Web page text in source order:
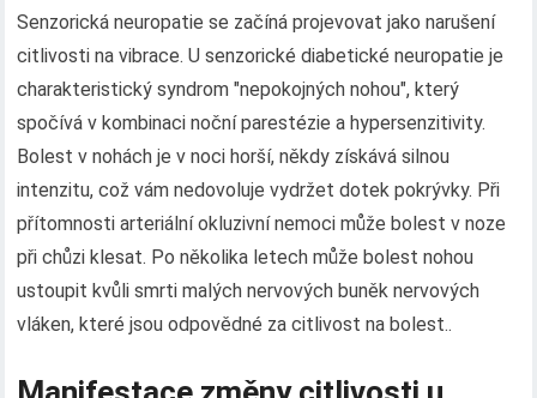
Senzorická neuropatie se začíná projevovat jako narušení
citlivosti na vibrace. U senzorické diabetické neuropatie je
charakteristický syndrom "nepokojných nohou", který
spočívá v kombinaci noční parestézie a hypersenzitivity.
Bolest v nohách je v noci horší, někdy získává silnou
intenzitu, což vám nedovoluje vydržet dotek pokrývky. Při
přítomnosti arteriální okluzivní nemoci může bolest v noze
při chůzi klesat. Po několika letech může bolest nohou
ustoupit kvůli smrti malých nervových buněk nervových
vláken, které jsou odpovědné za citlivost na bolest..